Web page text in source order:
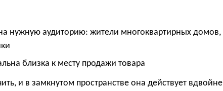
нужную аудиторию: жители многоквартирных домов,
близка к месту продажи товара
и в замкнутом пространстве она действует вдвойне